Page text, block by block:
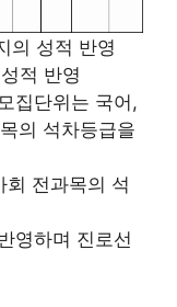
의 성적 반영
적 반영
집단위는 국어,
의 석차등급을
회 전과목의 석
영하며 진로선